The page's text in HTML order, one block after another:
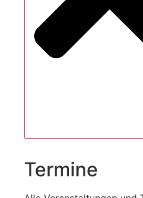
Termine